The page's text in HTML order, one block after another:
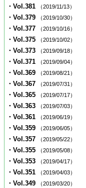
・Vol.381 （2019/11/13）
・Vol.379 （2019/10/30）
・Vol.377 （2019/10/16）
・Vol.375 （2019/10/02）
・Vol.373 （2019/09/18）
・Vol.371 （2019/09/04）
・Vol.369 （2019/08/21）
・Vol.367 （2019/07/31）
・Vol.365 （2019/07/17）
・Vol.363 （2019/07/03）
・Vol.361 （2019/06/19）
・Vol.359 （2019/06/05）
・Vol.357 （2019/05/22）
・Vol.355 （2019/05/08）
・Vol.353 （2019/04/17）
・Vol.351 （2019/04/03）
・Vol.349 （2019/03/20）